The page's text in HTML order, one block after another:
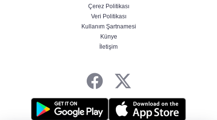
Bakan Gürlek: Kanunda şehitleri incitecek
düzenleme yok
Çerez Politikası
Veri Politikası
Kullanım Şartnamesi
Künye
İletişim